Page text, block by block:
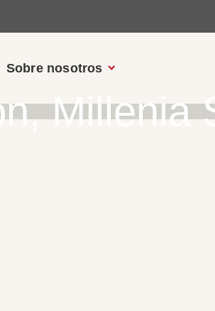
Sobre nosotros
Millenia